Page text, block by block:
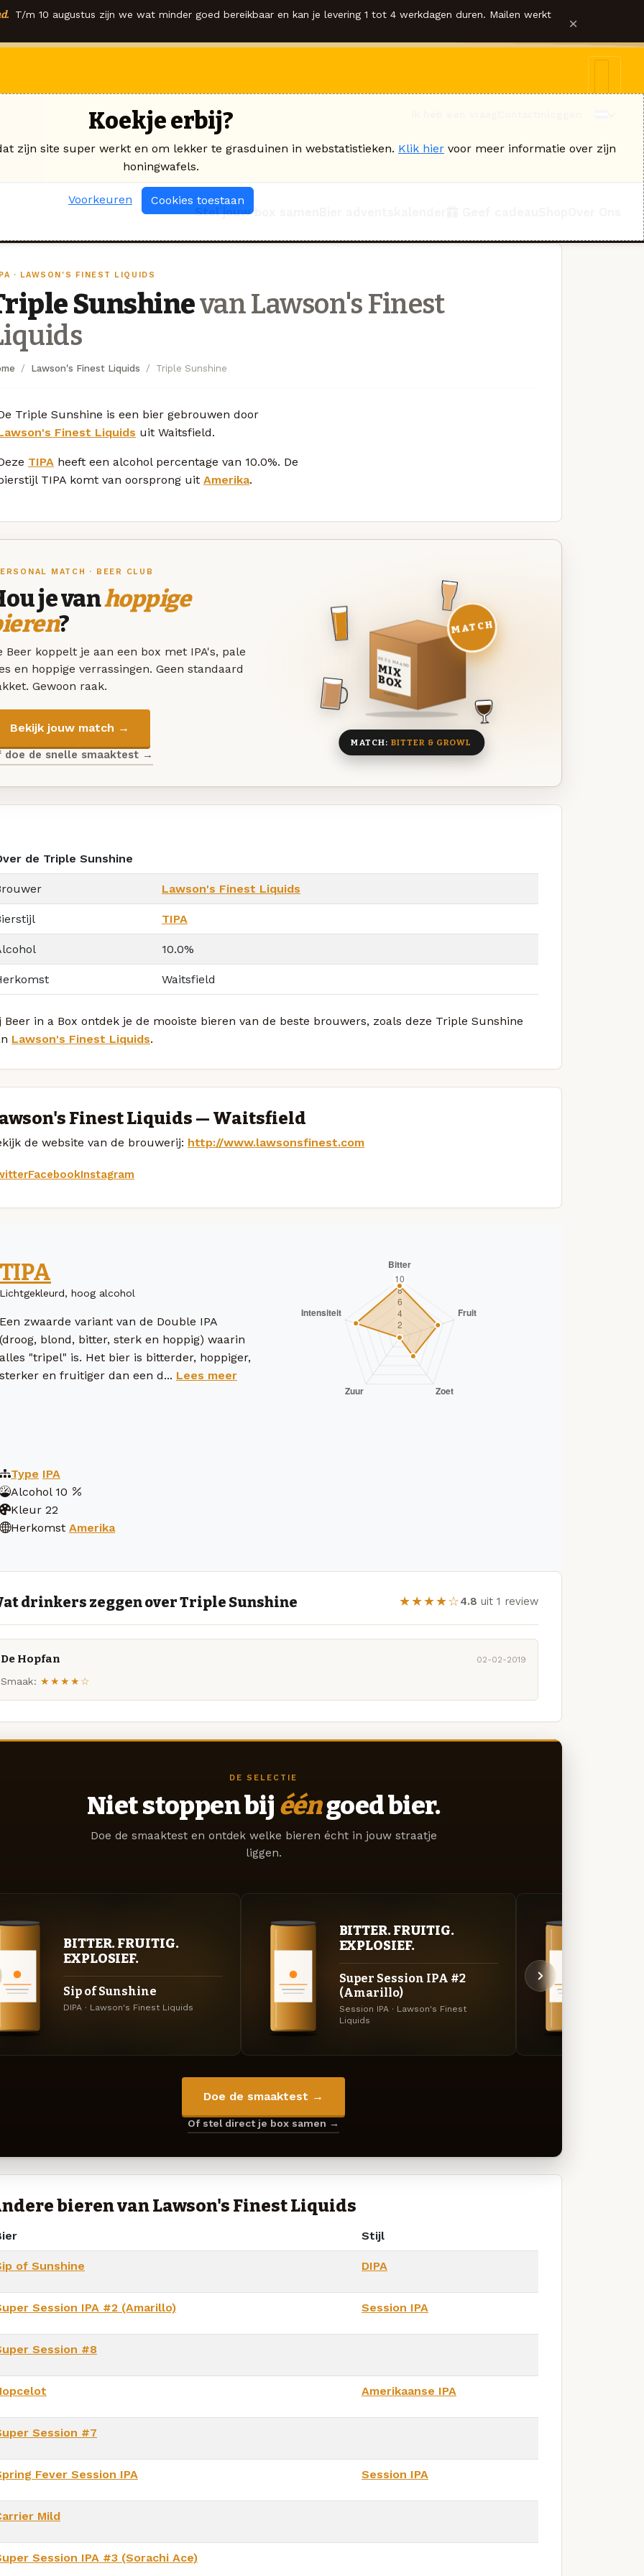
T/m 10 augustus zijn we wat minder goed bereikbaar en kan je levering 1 tot 4 werkdagen duren. Mailen werkt ×
Stel jouw box samen
· LAWSON'S FINEST LIQUIDS
Sunshinevan Lawson's Finest
Lawson's Finest Liquids Triple Sunshine
Triple Sunshine is een bier gebrouwen door
Finest Liquids uit Waitsfield.
TIPA heeft een alcohol percentage van 10.0%. De
TIPA komt van oorsprong uit Amerika.
MATCH · BEER CLUB
je vanhoppige
?
Beer koppelt je aan een box met IPA's, pale
en hoppige verrassingen. Geen standaard
Gewoon raak.
Bekijk jouw match →
doe de snelle smaaktest →
DEZE MAAND
MIX
BOX
8 BIEREN
MATCH
MATCH: BITTER & GROWL
de Triple Sunshine
Lawson's Finest Liquids
TIPA
10.0%
Waitsfield
Beer in a Box ontdek je de mooiste bieren van de beste brouwers, zoals deze Triple Sunshine
Lawson's Finest Liquids.
Finest Liquids — Waitsfield
de website van de brouwerij: http://www.lawsonsfinest.com
FacebookInstagram
TIPA
Lichtgekleurd, hoog alcohol
Een zwaarde variant van de Double IPA
(droog, blond, bitter, sterk en hoppig) waarin
alles "tripel" is. Het bier is bitterder, hoppiger,
sterker en fruitiger dan een d... Lees meer
Type IPA
Alcohol 10
Kleur 22
Herkomst Amerika
drinkers zeggen over Triple Sunshine ★★★★☆4.8 uit 1 review
De Hopfan 02-02-2019
Smaak: ★★★★☆
DE SELECTIE
Niet stoppen bij ééngoed bier.
Doe de smaaktest en ontdek welke bieren écht in jouw straatje
liggen.
BITTER. FRUITIG.
EXPLOSIEF.
Sip of Sunshine
DIPA · Lawson's Finest Liquids
BITTER. FRUITIG.
EXPLOSIEF.
Super Session IPA #2
(Amarillo)
Session IPA · Lawson's Finest
Liquids
Doe de smaaktest →
Of stel direct je box samen →
bieren van Lawson's Finest Liquids
Stijl
of Sunshine DIPA
Session IPA #2 (Amarillo) Session IPA
Session #8
Amerikaanse IPA
Session #7
Fever Session IPA Session IPA
Mild
Session IPA #3 (Sorachi Ace)
Koekje erbij?
zijn site super werkt en om lekker te grasduinen in webstatistieken. Klik hier voor meer informatie over zijn
honingwafels.
Voorkeuren Cookies toestaan